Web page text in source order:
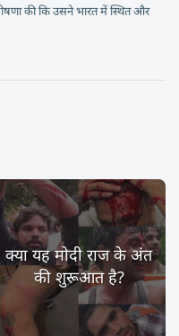
की कि उसने भारत में स्थित और
क्या यह मोदी राज के अंत
की शुरूआत है?